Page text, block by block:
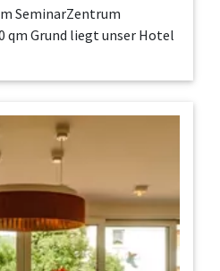
SeminarZentrum
qm Grund liegt unser Hotel